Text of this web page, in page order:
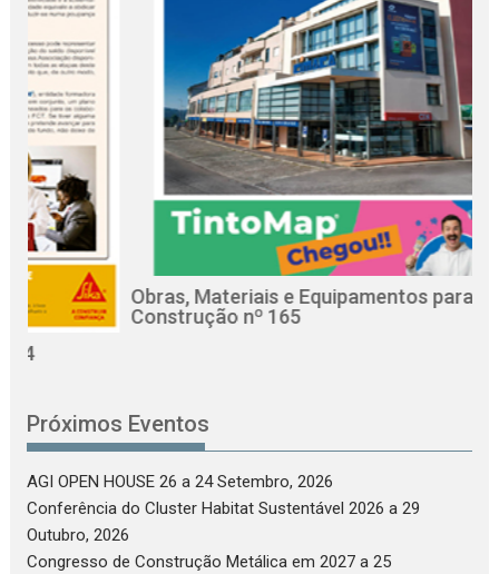
Obras, Materiais e Equipamentos para a
Construção nº 165
Próximos Eventos
AGI OPEN HOUSE 26 a 24 Setembro, 2026
Conferência do Cluster Habitat Sustentável 2026 a 29
Outubro, 2026
Congresso de Construção Metálica em 2027 a 25